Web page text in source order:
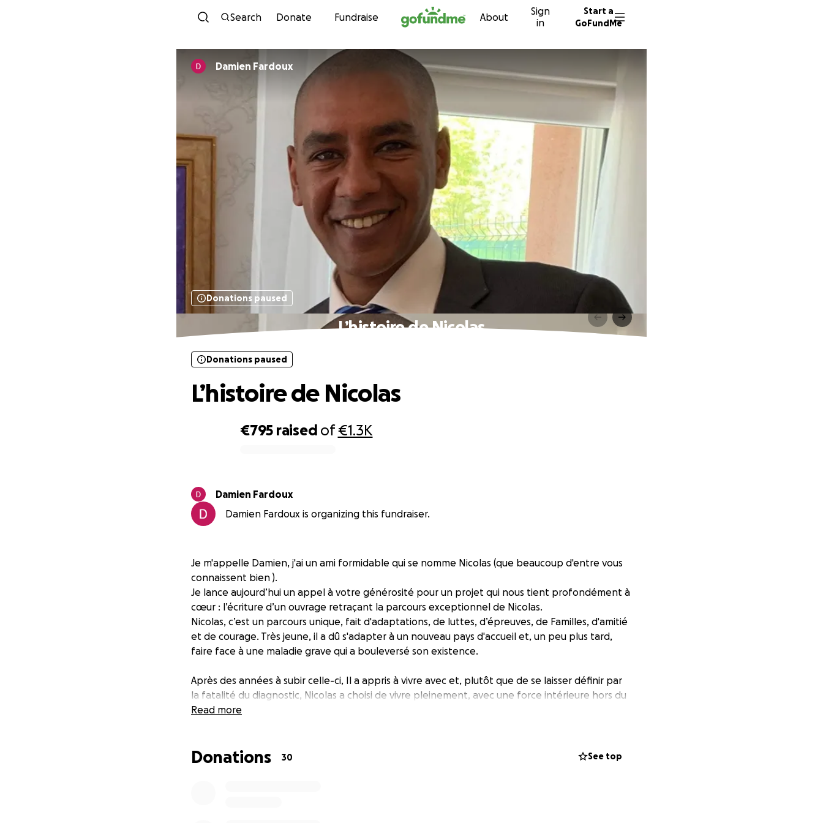
Skip to content
Search Donate Fundraise About
Sign
in
Start a
GoFundMe
Damien Fardoux
Donations paused
L’histoire de Nicolas
€795 raised of€1.3K
Donations paused
L’histoire de Nicolas
Damien Fardoux
Damien Fardoux is organizing this fundraiser.
Je m'appelle Damien, j'ai un ami formidable qui se nomme Nicolas (que beaucoup d'entre vous
connaissent bien ).
Je lance aujourd’hui un appel à votre générosité pour un projet qui nous tient profondément à
cœur : l’écriture d’un ouvrage retraçant la parcours exceptionnel de Nicolas.
Nicolas, c’est un parcours unique, fait d'adaptations, de luttes, d’épreuves, de Familles, d'amitié
et de courage. Très jeune, il a dû s'adapter à un nouveau pays d'accueil et, un peu plus tard,
faire face à une maladie grave qui a bouleversé son existence.
Après des années à subir celle-ci, Il a appris à vivre avec et, plutôt que de se laisser définir par
la fatalité du diagnostic, Nicolas a choisi de vivre pleinement, avec une force intérieure hors du
commun et mieux encore, aujourd’hui il utilise cette expérience négative et la transforme en
Ce livre veut témoigner de son parcours de vie qui commence pour lui dès l’enfance, de ses
Read more
Donations 30 See top